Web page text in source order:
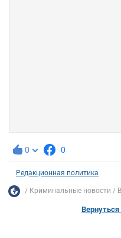
0 0
Редакционная политика
Криминальные новости
Вернуться